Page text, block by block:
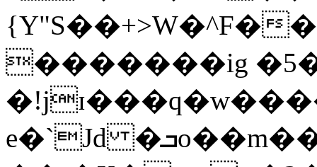
{Y"S��+>W�^F�
�������ig
e�`Jd �ܒo��m��1��d|